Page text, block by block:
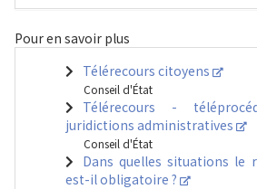
Pour en savoir plus
Télérecours citoyens
Conseil d'État
Télérecours -
juridictions administratives
Conseil d'État
Dans quelles situations le
est-il obligatoire ?